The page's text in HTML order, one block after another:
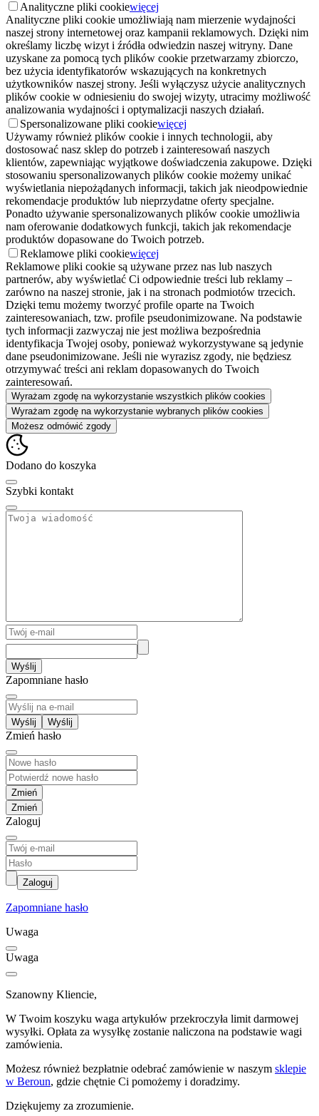
Analityczne pliki cookiewięcej
Analityczne pliki cookie umożliwiają nam mierzenie wydajności
naszej strony internetowej oraz kampanii reklamowych. Dzięki nim
określamy liczbę wizyt i źródła odwiedzin naszej witryny. Dane
uzyskane za pomocą tych plików cookie przetwarzamy zbiorczo,
bez użycia identyfikatorów wskazujących na konkretnych
użytkowników naszej strony. Jeśli wyłączysz użycie analitycznych
plików cookie w odniesieniu do swojej wizyty, utracimy możliwość
analizowania wydajności i optymalizacji naszych działań.
Spersonalizowane pliki cookiewięcej
Używamy również plików cookie i innych technologii, aby
dostosować nasz sklep do potrzeb i zainteresowań naszych
klientów, zapewniając wyjątkowe doświadczenia zakupowe. Dzięki
stosowaniu spersonalizowanych plików cookie możemy unikać
wyświetlania niepożądanych informacji, takich jak nieodpowiednie
rekomendacje produktów lub nieprzydatne oferty specjalne.
Ponadto używanie spersonalizowanych plików cookie umożliwia
nam oferowanie dodatkowych funkcji, takich jak rekomendacje
produktów dopasowane do Twoich potrzeb.
Reklamowe pliki cookiewięcej
Reklamowe pliki cookie są używane przez nas lub naszych
partnerów, aby wyświetlać Ci odpowiednie treści lub reklamy –
zarówno na naszej stronie, jak i na stronach podmiotów trzecich.
Dzięki temu możemy tworzyć profile oparte na Twoich
zainteresowaniach, tzw. profile pseudonimizowane. Na podstawie
tych informacji zazwyczaj nie jest możliwa bezpośrednia
identyfikacja Twojej osoby, ponieważ wykorzystywane są jedynie
dane pseudonimizowane. Jeśli nie wyrazisz zgody, nie będziesz
otrzymywać treści ani reklam dopasowanych do Twoich
zainteresowań.
Wyrażam zgodę na wykorzystanie wszystkich plików cookies
Wyrażam zgodę na wykorzystanie wybranych plików cookies
Możesz odmówić zgody
Dodano do koszyka
Szybki kontakt
Wyślij
Zapomniane hasło
Wyślij
Zmień hasło
Zmień
Zaloguj
Zaloguj
Zapomniane hasło
Uwaga
Uwaga
Szanowny Kliencie,
W Twoim koszyku waga artykułów przekroczyła limit darmowej
wysyłki. Opłata za wysyłkę zostanie naliczona na podstawie wagi
zamówienia.
Możesz również bezpłatnie odebrać zamówienie w naszym sklepie
w Beroun, gdzie chętnie Ci pomożemy i doradzimy.
Dziękujemy za zrozumienie.